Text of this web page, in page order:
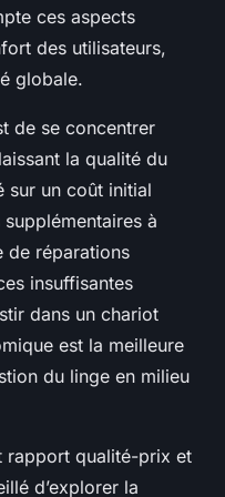
ces aspects
des utilisateurs,
globale.
de se concentrer
la qualité du
sur un coût initial
à
de réparations
insuffisantes
dans un chariot
est la meilleure
du linge en milieu
rapport qualité-prix et
d’explorer la